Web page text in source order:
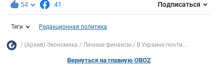
54 41 Подписаться
Теги Редакционная политика
(Архив) Экономика Личные финансы В Украине почти...
Вернуться на главную OBOZ